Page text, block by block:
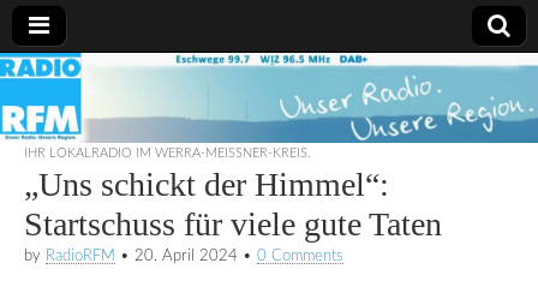
Radio
RFM
IHR LOKALRADIO IM WERRA-MEISSNER-KREIS.
„Uns schickt der Himmel“:
Startschuss für viele gute Taten
by RadioRFM • 20. April 2024 • 0 Comments